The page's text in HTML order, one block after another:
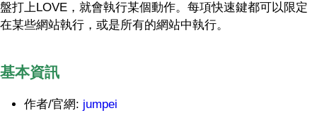
盤打上LOVE，就會執行某個動作。每項快速鍵都可以限定
在某些網站執行，或是所有的網站中執行。
基本資訊
作者/官網: jumpei